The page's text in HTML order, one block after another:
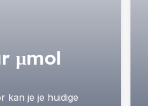
μmol
kan je je huidige